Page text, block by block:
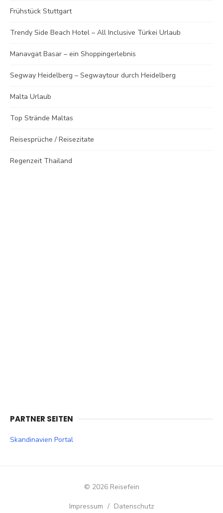
Frühstück Stuttgart
Trendy Side Beach Hotel – All Inclusive Türkei Urlaub
Manavgat Basar – ein Shoppingerlebnis
Segway Heidelberg – Segwaytour durch Heidelberg
Malta Urlaub
Top Strände Maltas
Reisesprüche / Reisezitate
Regenzeit Thailand
PARTNER SEITEN
Skandinavien Portal
© 2026 Reisefein
Impressum / Datenschutz